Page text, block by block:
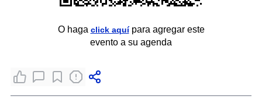
O haga click aquípara agregar este
evento a su agenda